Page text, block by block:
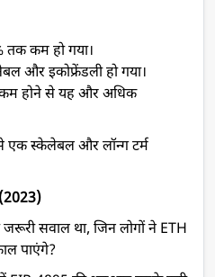
तक कम हो गया।
और इकोफ्रेंडली हो गया।
होने से यह और अधिक
स्केलेबल और लॉन्ग टर्म
सवाल था, जिन लोगों ने ETH
पाएंगे?